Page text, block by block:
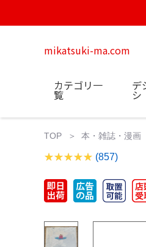
mikatsuki-ma.com
カテゴリ一
覧
デ
シ
TOP 本・雑誌・漫画
(857)